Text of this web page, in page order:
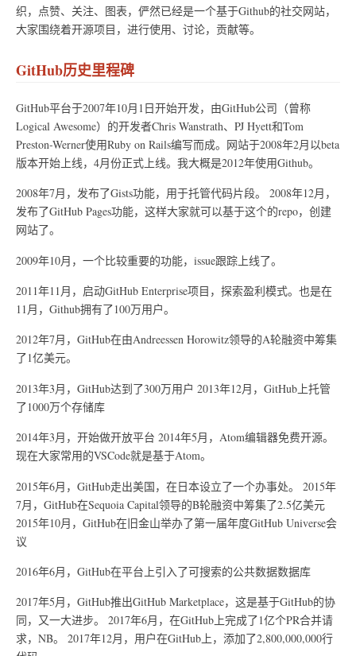
织，点赞、关注、图表，俨然已经是一个基于Github的社交网站，
大家围绕着开源项目，进行使用、讨论，贡献等。
GitHub历史里程碑
GitHub平台于2007年10月1日开始开发，由GitHub公司（曾称
Logical Awesome）的开发者Chris Wanstrath、PJ Hyett和Tom
Preston-Werner使用Ruby on Rails编写而成。网站于2008年2月以beta
版本开始上线，4月份正式上线。我大概是2012年使用Github。
2008年7月，发布了Gists功能，用于托管代码片段。 2008年12月，
发布了GitHub Pages功能，这样大家就可以基于这个的repo，创建
网站了。
2009年10月，一个比较重要的功能，issue跟踪上线了。
2011年11月，启动GitHub Enterprise项目，探索盈利模式。也是在
11月，Github拥有了100万用户。
2012年7月，GitHub在由Andreessen Horowitz领导的A轮融资中筹集
了1亿美元。
2013年3月，GitHub达到了300万用户 2013年12月，GitHub上托管
了1000万个存储库
2014年3月，开始做开放平台 2014年5月，Atom编辑器免费开源。
现在大家常用的VSCode就是基于Atom。
2015年6月，GitHub走出美国，在日本设立了一个办事处。 2015年
7月，GitHub在Sequoia Capital领导的B轮融资中筹集了2.5亿美元
2015年10月，GitHub在旧金山举办了第一届年度GitHub Universe会
议
2016年6月，GitHub在平台上引入了可搜索的公共数据数据库
2017年5月，GitHub推出GitHub Marketplace，这是基于GitHub的协
同，又一大进步。 2017年6月，在GitHub上完成了1亿个PR合并请
求，NB。 2017年12月，用户在GitHub上，添加了2,800,000,000行